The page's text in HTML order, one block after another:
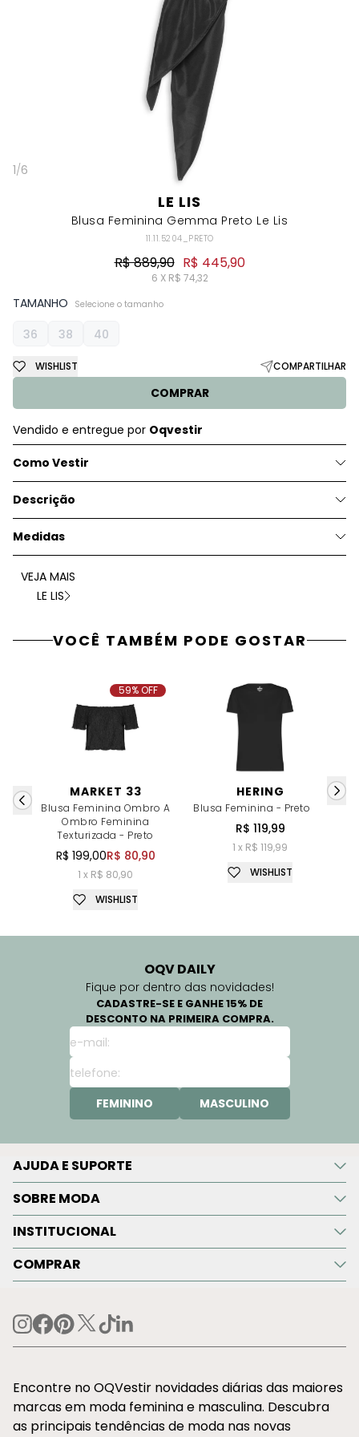
1/6
LE LIS
Blusa Feminina Gemma Preto Le Lis
11.11.5204_PRETO
R$ 889,90 R$ 445,90
6 X R$ 74,32
TAMANHO Selecione o tamanho
36 38 40
COMPRAR
WISHLIST COMPARTILHAR
Vendido e entregue por Oqvestir
Como Vestir
Descrição
Medidas
VEJA MAIS
LE LIS
VOCÊ TAMBÉM PODE GOSTAR
MARKET 33
Blusa Feminina Ombro A
Ombro Feminina
Texturizada - Preto
R$ 199,00R$ 80,90
1 x R$ 80,90
59% OFF
WISHLIST
HERING
Blusa Feminina - Preto
R$ 119,99
1 x R$ 119,99
WISHLIST
OQV DAILY
Fique por dentro das novidades!
CADASTRE-SE E GANHE 15% DE
DESCONTO NA PRIMEIRA COMPRA.
FEMININO MASCULINO
AJUDA E SUPORTE
SOBRE MODA
INSTITUCIONAL
COMPRAR
Encontre no OQVestir novidades diárias das maiores
marcas em moda feminina e masculina. Descubra
as principais tendências de moda nas novas